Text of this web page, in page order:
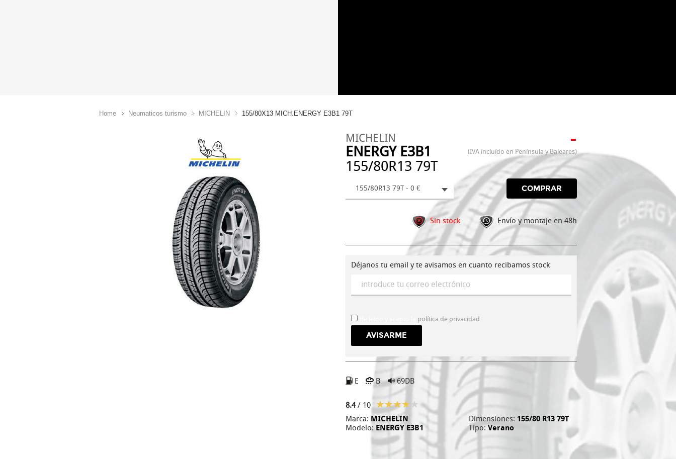
Home Neumaticos turismo MICHELIN 155/80X13 MICH.ENERGY E3B1 79T
MICHELIN
ENERGY E3B1
155/80R13 79T
-
(IVA incluído en Península y Baleares)
155/80R13 79T - 0 € COMPRAR
Sin stock Envío y montaje en 48h
Déjanos tu email y te avisamos en cuanto recibamos stock
política de privacidad
E B 69DB
8.4/ 10
Marca: MICHELIN
Modelo: ENERGY E3B1
Dimensiones: 155/80 R13 79T
Tipo:Verano